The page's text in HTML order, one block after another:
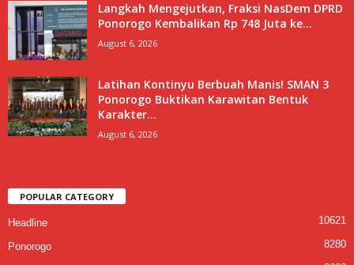
Langkah Mengejutkan, Fraksi NasDem DPRD
Ponorogo Kembalikan Rp 748 Juta ke...
August 6, 2026
Latihan Kontinyu Berbuah Manis! SMAN 3
Ponorogo Buktikan Karawitan Bentuk
Karakter...
August 6, 2026
POPULAR CATEGORY
Headline 10621
Ponorogo 8280